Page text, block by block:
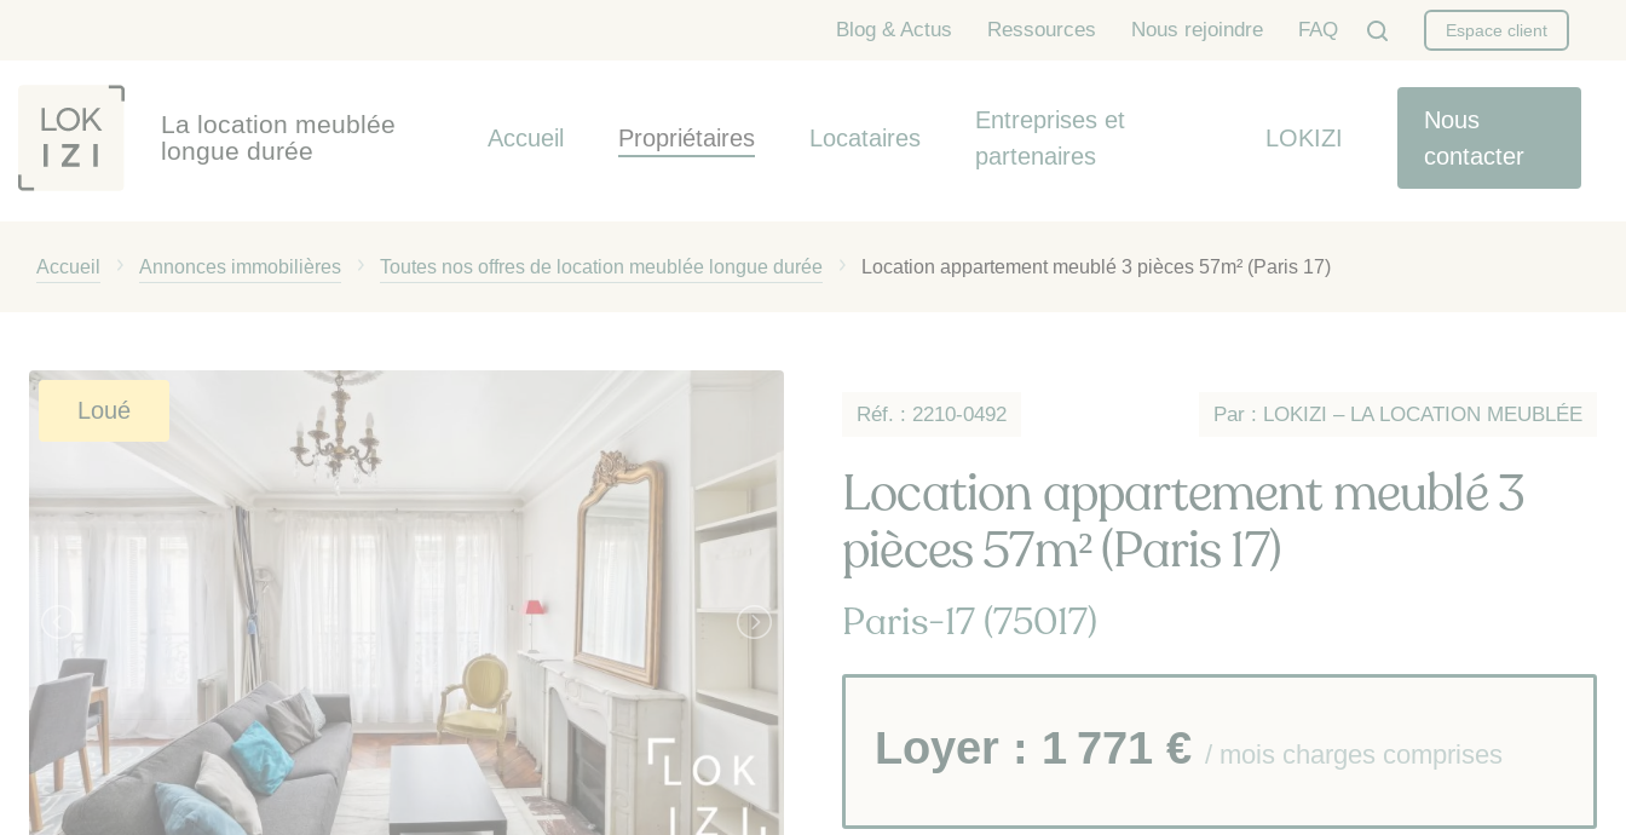
Blog & Actus Ressources Nous rejoindre FAQ Espace client
La location meublée
longue durée
Accueil Propriétaires Locataires
Entreprises et
partenaires
LOKIZI
Nous
contacter
Accueil Annonces immobilières Toutes nos offres de location meublée longue durée Location appartement meublé 3 pièces 57m² (Paris 17)
Loué Réf. : 2210-0492 Par : LOKIZI – LA LOCATION MEUBLÉE
Location appartement meublé 3
pièces 57m² (Paris 17)
Paris-17 (75017)
Loyer : 1 771 € / mois charges comprises